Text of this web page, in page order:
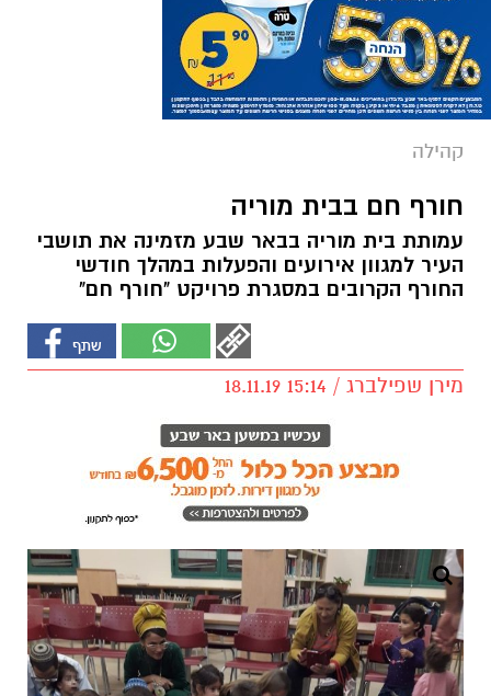
קהילה
חורף חם בבית מוריה
עמותת בית מוריה בבאר שבע מזמינה את תושבי
העיר למגוון אירועים והפעלות במהלך חודשי
החורף הקרובים במסגרת פרויקט "חורף חם"
מירן שפילברג / 15:14 18.11.19